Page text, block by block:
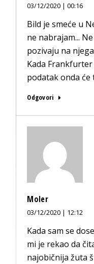
03/12/2020 | 00:16
Bild je smeće u
ne nabrajam...
pozivaju na
Kada
podatak onda
Odgovori
Moler
03/12/2020 | 12:12
Kada sam se
mi je rekao da
najobičnija žuta